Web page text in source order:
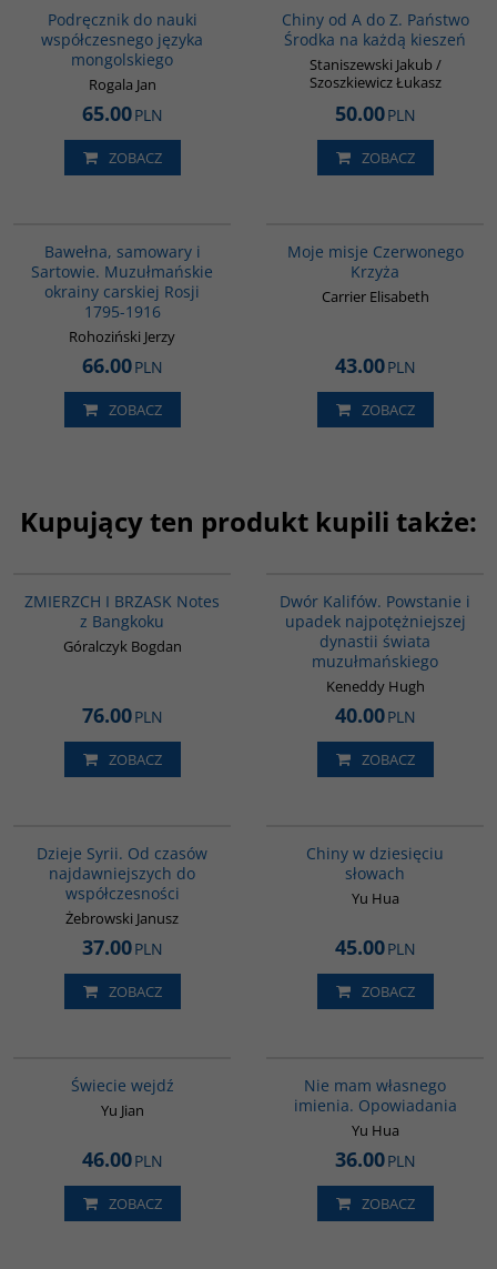
Podręcznik do nauki
współczesnego języka
mongolskiego
Rogala Jan
65.00PLN
ZOBACZ
Chiny od A do Z. Państwo
Środka na każdą kieszeń
Staniszewski Jakub /
Szoszkiewicz Łukasz
50.00PLN
ZOBACZ
Bawełna, samowary i
Sartowie. Muzułmańskie
okrainy carskiej Rosji
1795-1916
Rohoziński Jerzy
66.00PLN
ZOBACZ
Moje misje Czerwonego
Krzyża
Carrier Elisabeth
43.00PLN
ZOBACZ
Kupujący ten produkt kupili także:
ZMIERZCH I BRZASK Notes
z Bangkoku
Góralczyk Bogdan
76.00PLN
ZOBACZ
Dwór Kalifów. Powstanie i
upadek najpotężniejszej
dynastii świata
muzułmańskiego
Keneddy Hugh
40.00PLN
ZOBACZ
Dzieje Syrii. Od czasów
najdawniejszych do
współczesności
Żebrowski Janusz
37.00PLN
ZOBACZ
Chiny w dziesięciu
słowach
Yu Hua
45.00PLN
ZOBACZ
Świecie wejdź
Yu Jian
46.00PLN
ZOBACZ
Nie mam własnego
imienia. Opowiadania
Yu Hua
36.00PLN
ZOBACZ